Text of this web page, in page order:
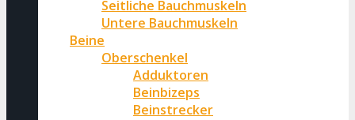
Seitliche Bauchmuskeln
Untere Bauchmuskeln
Beine
Oberschenkel
Adduktoren
Beinbizeps
Beinstrecker